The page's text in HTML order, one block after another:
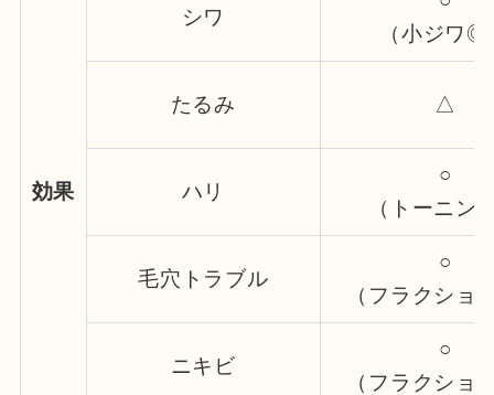
効果
シワ
（小ジワ◎
たるみ △
ハリ
○
（トーニン
毛穴トラブル
○
（フラクショ
ニキビ
○
（フラクショ